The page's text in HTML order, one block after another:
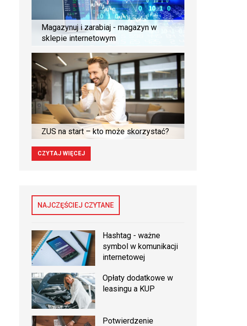
Magazynuj i zarabiaj - magazyn w
sklepie internetowym
ZUS na start – kto może skorzystać?
CZYTAJ WIĘCEJ
NAJCZĘŚCIEJ CZYTANE
Hashtag - ważne
symbol w komunikacji
internetowej
Opłaty dodatkowe w
leasingu a KUP
Potwierdzenie